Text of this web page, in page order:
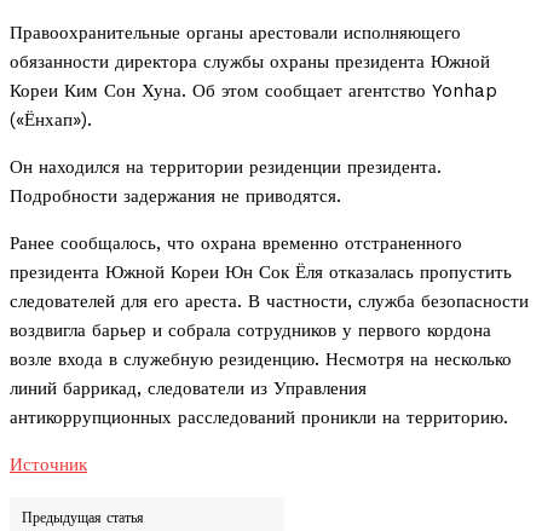
Правоохранительные органы арестовали исполняющего
обязанности директора службы охраны президента Южной
Кореи Ким Сон Хуна. Об этом сообщает агентство Yonhap
(«Ёнхап»).
Он находился на территории резиденции президента.
Подробности задержания не приводятся.
Ранее сообщалось, что охрана временно отстраненного
президента Южной Кореи Юн Сок Ёля отказалась пропустить
следователей для его ареста. В частности, служба безопасности
воздвигла барьер и собрала сотрудников у первого кордона
возле входа в служебную резиденцию. Несмотря на несколько
линий баррикад, следователи из Управления
антикоррупционных расследований проникли на территорию.
Источник
Предыдущая статья